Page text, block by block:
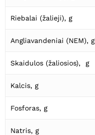
Riebalai (žalieji), g
Angliavandeniai (NEM), g
Skaidulos (žaliosios), g
Kalcis, g
Fosforas, g
Natris, g